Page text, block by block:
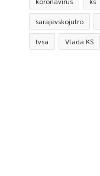
sarajevskojutro
tvsa Vlada KS